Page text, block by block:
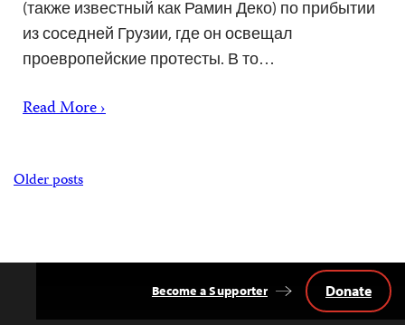
(также известный как Рамин Деко) по прибытии
из соседней Грузии, где он освещал
проевропейские протесты. В то…
Read More ›
Posts
Older posts
Become a Supporter Donate